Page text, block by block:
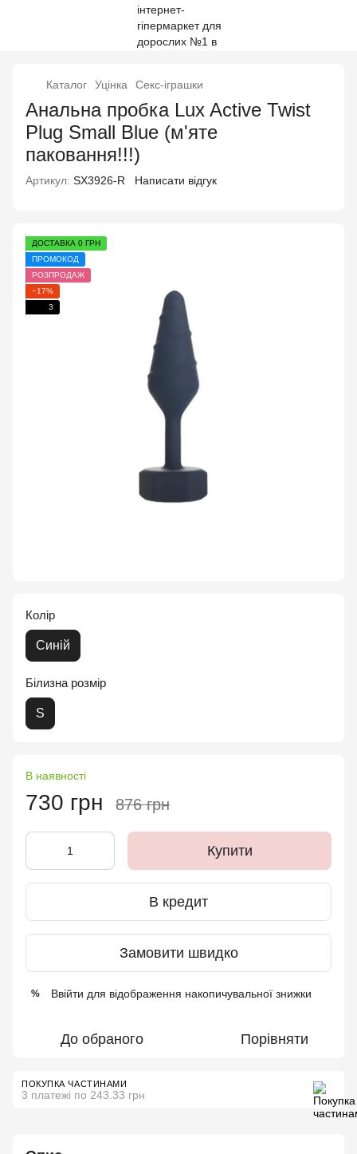
Каталог Уцінка Секс-іграшки
Анальна пробка Lux Active Twist
Plug Small Blue (м'яте
паковання!!!)
Артикул: SX3926-R Написати відгук
ДОСТАВКА 0 ГРН
ПРОМОКОД
РОЗПРОДАЖ
−17%
3
Колір
Синій
Білизна розмір
S
В наявності
730 грн 876 грн
Купити
В кредит
Замовити швидко
% Ввійти для відображення накопичувальної знижки
До обраного Порівняти
ПОКУПКА ЧАСТИНАМИ
3 платежі по 243.33 грн